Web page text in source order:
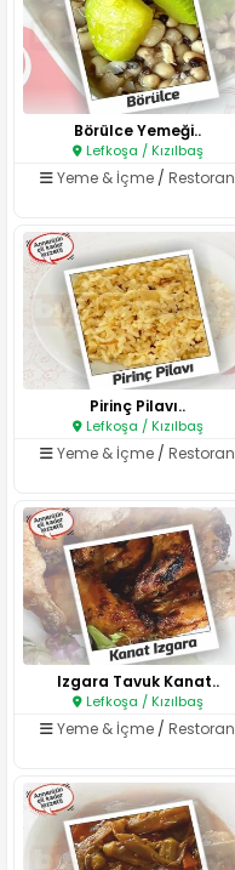
Börülce Yemeği..
Lefkoşa / Kızılbaş
Yeme & İçme / Restoran
Pirinç Pilavı..
Lefkoşa / Kızılbaş
Yeme & İçme / Restoran
Izgara Tavuk Kanat..
Lefkoşa / Kızılbaş
Yeme & İçme / Restoran